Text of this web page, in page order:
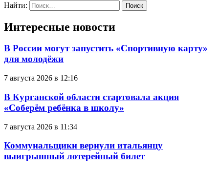
Найти:
Интересные новости
В России могут запустить «Спортивную карту»
для молодёжи
7 августа 2026 в 12:16
В Курганской области стартовала акция
«Соберём ребёнка в школу»
7 августа 2026 в 11:34
Коммунальщики вернули итальянцу
выигрышный лотерейный билет